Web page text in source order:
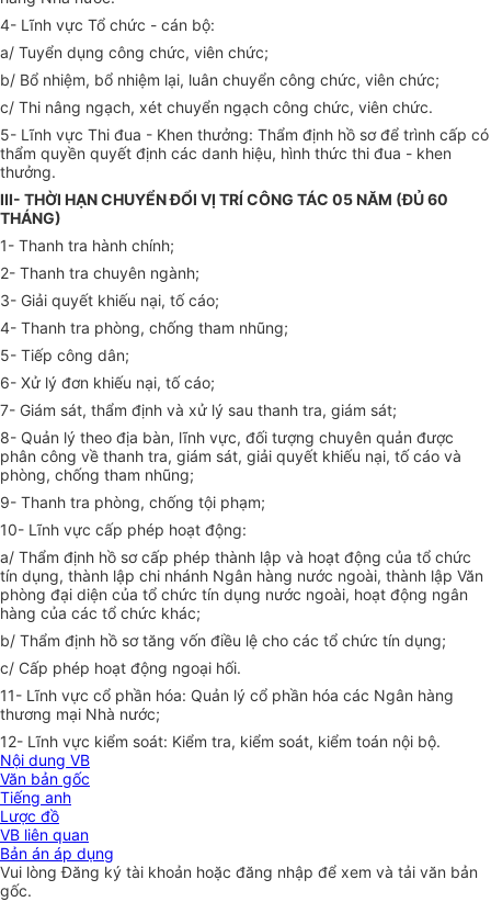
4- Lĩnh vực Tổ chức - cán bộ:
a/ Tuyển dụng công chức, viên chức;
b/ Bổ nhiệm, bổ nhiệm lại, luân chuyển công chức, viên chức;
c/ Thi nâng ngạch, xét chuyển ngạch công chức, viên chức.
5- Lĩnh vực Thi đua - Khen thưởng: Thẩm định hồ sơ để trình cấp có
thẩm quyền quyết định các danh hiệu, hình thức thi đua - khen
thưởng.
III- THỜI HẠN CHUYỂN ĐỔI VỊ TRÍ CÔNG TÁC 05 NĂM (ĐỦ 60
THÁNG)
1- Thanh tra hành chính;
2- Thanh tra chuyên ngành;
3- Giải quyết khiếu nại, tố cáo;
4- Thanh tra phòng, chống tham nhũng;
5- Tiếp công dân;
6- Xử lý đơn khiếu nại, tố cáo;
7- Giám sát, thẩm định và xử lý sau thanh tra, giám sát;
8- Quản lý theo địa bàn, lĩnh vực, đối tượng chuyên quản được
phân công về thanh tra, giám sát, giải quyết khiếu nại, tố cáo và
phòng, chống tham nhũng;
9- Thanh tra phòng, chống tội phạm;
10- Lĩnh vực cấp phép hoạt động:
a/ Thẩm định hồ sơ cấp phép thành lập và hoạt động của tổ chức
tín dụng, thành lập chi nhánh Ngân hàng nước ngoài, thành lập Văn
phòng đại diện của tổ chức tín dụng nước ngoài, hoạt động ngân
hàng của các tổ chức khác;
b/ Thẩm định hồ sơ tăng vốn điều lệ cho các tổ chức tín dụng;
c/ Cấp phép hoạt động ngoại hối.
11- Lĩnh vực cổ phần hóa: Quản lý cổ phần hóa các Ngân hàng
thương mại Nhà nước;
12- Lĩnh vực kiểm soát: Kiểm tra, kiểm soát, kiểm toán nội bộ.
Nội dung VB
Văn bản gốc
Tiếng anh
Lược đồ
VB liên quan
Bản án áp dụng
Vui lòngĐăng ký tài khoản hoặc đăng nhập để xem và tải văn bản
gốc.